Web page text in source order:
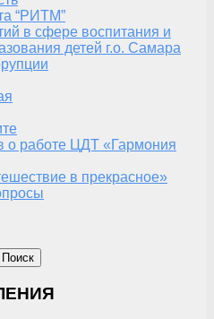
“РИТМ”
в сфере воспитания и
детей г.о. Самара
о работе ЦДТ «Гармония
в прекрасное»
Поиск